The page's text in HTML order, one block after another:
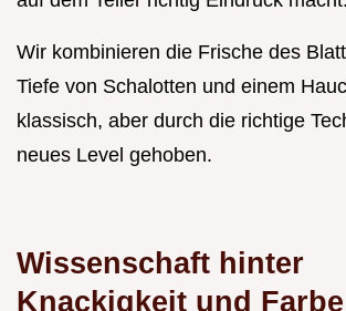
Wir kombinieren die Frische des
Tiefe von Schalotten und einem
klassisch, aber durch die richtige
neues Level gehoben.
Wissenschaft hinter
Knackigkeit und Farbe